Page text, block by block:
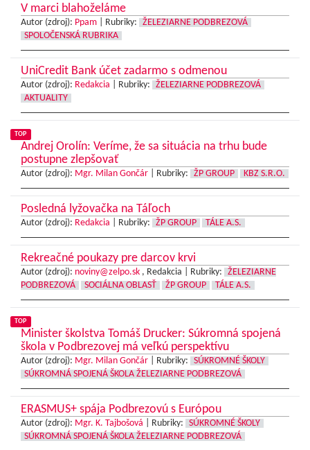
V marci blahoželáme
Autor (zdroj): Ppam Rubriky:
ŽELEZIARNE PODBREZOVÁ
SPOLOČENSKÁ RUBRIKA
UniCredit Bank účet zadarmo s odmenou
Autor (zdroj): Redakcia Rubriky:
ŽELEZIARNE PODBREZOVÁ
AKTUALITY
TOP
Andrej Orolín: Veríme, že sa situácia na trhu bude
postupne zlepšovať
Autor (zdroj): Mgr. Milan Gončár Rubriky: ŽP GROUP KBZ S.R.O.
Posledná lyžovačka na Táľoch
Autor (zdroj): Redakcia Rubriky: ŽP GROUP TÁLE A.S.
Rekreačné poukazy pre darcov krvi
Autor (zdroj): noviny@zelpo.sk , Redakcia | Rubriky:
ŽELEZIARNE
PODBREZOVÁ
SOCIÁLNA OBLASŤ ŽP GROUP TÁLE A.S.
TOP
Minister školstva Tomáš Drucker: Súkromná spojená
škola v Podbrezovej má veľkú perspektívu
Autor (zdroj): Mgr. Milan Gončár Rubriky:
SÚKROMNÉ ŠKOLY
SÚKROMNÁ SPOJENÁ ŠKOLA ŽELEZIARNE PODBREZOVÁ
ERASMUS+ spája Podbrezovú s Európou
Autor (zdroj): Mgr. K. Tajbošová Rubriky:
SÚKROMNÉ ŠKOLY
SÚKROMNÁ SPOJENÁ ŠKOLA ŽELEZIARNE PODBREZOVÁ